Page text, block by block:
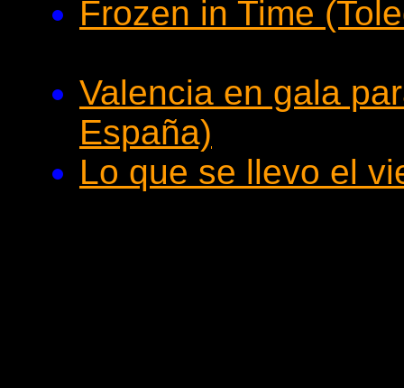
Frozen in Time
Valencia en gala
España)
Lo que se llevo el